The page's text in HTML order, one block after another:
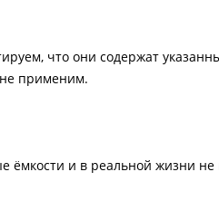
что они содержат
применим.
ёмкости и в реальной жизни не